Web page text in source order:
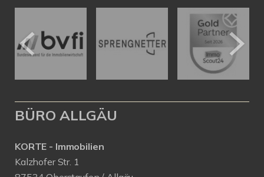
BÜRO ALLGÄU
KORTE - Immobilien
Kalzhofer Str. 1